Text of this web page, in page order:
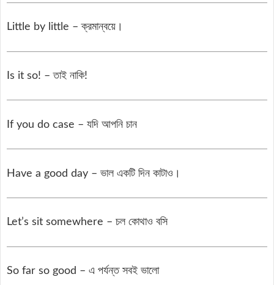
Little by little – ক্রমান্বয়ে।
Is it so! – তাই নাকি!
If you do case – যদি আপনি চান
Have a good day – ভাল একটি দিন কাটাও।
Let’s sit somewhere – চল কোথাও বসি
So far so good – এ পর্যন্ত সবই ভালো